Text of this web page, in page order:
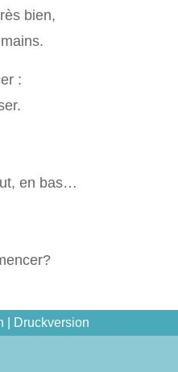
bien,
:
en bas…
Druckversion